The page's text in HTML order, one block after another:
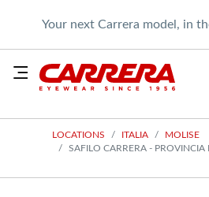
Your next Carrera model, in
LOCATIONS ITALIA
MOLISE
SAFILO CARRERA - PROVINCIA